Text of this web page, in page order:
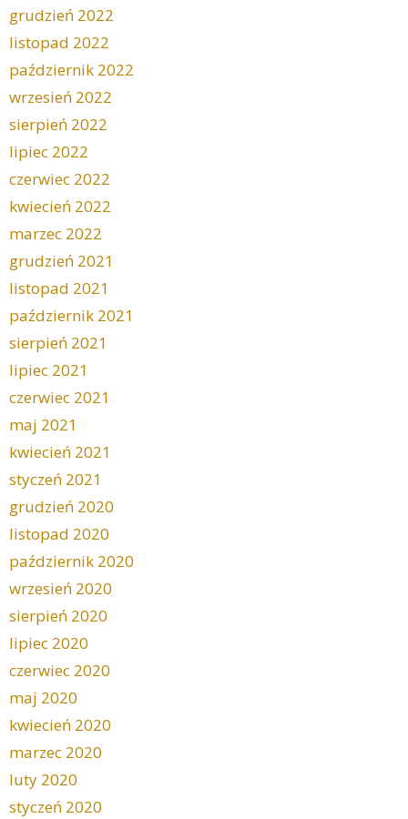
grudzień 2022
listopad 2022
październik 2022
wrzesień 2022
sierpień 2022
lipiec 2022
czerwiec 2022
kwiecień 2022
marzec 2022
grudzień 2021
listopad 2021
październik 2021
sierpień 2021
lipiec 2021
czerwiec 2021
maj 2021
kwiecień 2021
styczeń 2021
grudzień 2020
listopad 2020
październik 2020
wrzesień 2020
sierpień 2020
lipiec 2020
czerwiec 2020
maj 2020
kwiecień 2020
marzec 2020
luty 2020
styczeń 2020